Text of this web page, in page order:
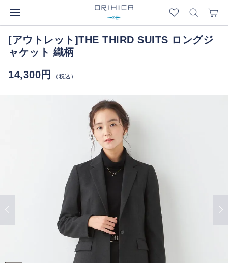
[アウトレット]THE THIRD SUITS ロングジ
ャケット 織柄
14,300円
（税込）